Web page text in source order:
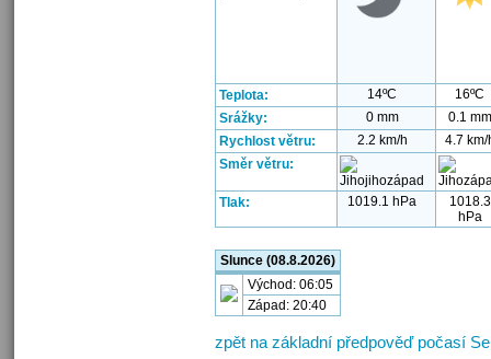
Teplota: 14ºC
16ºC
Srážky:
0 mm
0.1 mm
Rychlost větru:
2.2 km/h
4.7 km/
Směr větru:
Tlak: 1019.1 hPa
1018.3
hPa
Slunce (08.8.2026)
Východ: 06:05
Západ: 20:40
zpět na základní předpověď počasí